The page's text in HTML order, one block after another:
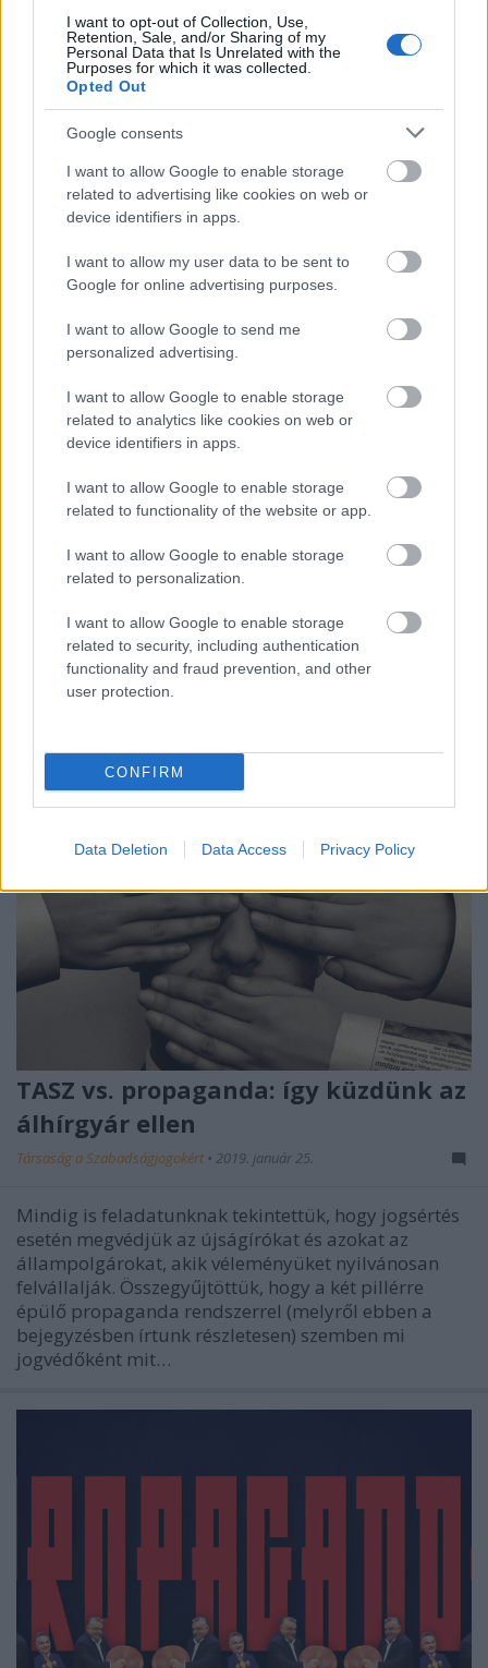
I want to opt-out of Collection, Use,
Retention, Sale, and/or Sharing of my
Personal Data that Is Unrelated with the
Purposes for which it was collected.
Opted Out
Google consents
I want to allow Google to enable storage
related to advertising like cookies on web or
device identifiers in apps.
I want to allow my user data to be sent to
Google for online advertising purposes.
I want to allow Google to send me
personalized advertising.
I want to allow Google to enable storage
related to analytics like cookies on web or
device identifiers in apps.
I want to allow Google to enable storage
related to functionality of the website or app.
I want to allow Google to enable storage
related to personalization.
I want to allow Google to enable storage
related to security, including authentication
functionality and fraud prevention, and other
user protection.
CONFIRM
Data Deletion Data Access Privacy Policy
tartottuk, melynek lényege, hogy egy rövid
bemutatkozást követően a…
Közpénzen vett hűség- Mi szükség
van így a közszolgálati médiára?
Társaság a Szabadságjogokért•2019. január 29.
A közszolgálati, azaz közpénzből fenntartott és
valamiféle közösségi ellenőrzés alatt álló televíziók,
rádiók és internetes szolgáltatások fenntartását
alapvetően két feladat ellátása indokolja. Egyfelől
szükség van olyan közös terekre, ahol az adott
közösséget érintő fontos ügyek bemutathatók és…
TASZ vs. propaganda: így küzdünk az
álhírgyár ellen
Társaság a Szabadságjogokért • 2019. január 25.
Mindig is feladatunknak tekintettük, hogy jogsértés
esetén megvédjük az újságírókat és azokat az
állampolgárokat, akik véleményüket nyilvánosan
felvállalják. Összegyűjtöttük, hogy a két pillérre
épülő propaganda rendszerrel (melyről ebben a
bejegyzésben írtunk részletesen) szemben mi
jogvédőként mit…